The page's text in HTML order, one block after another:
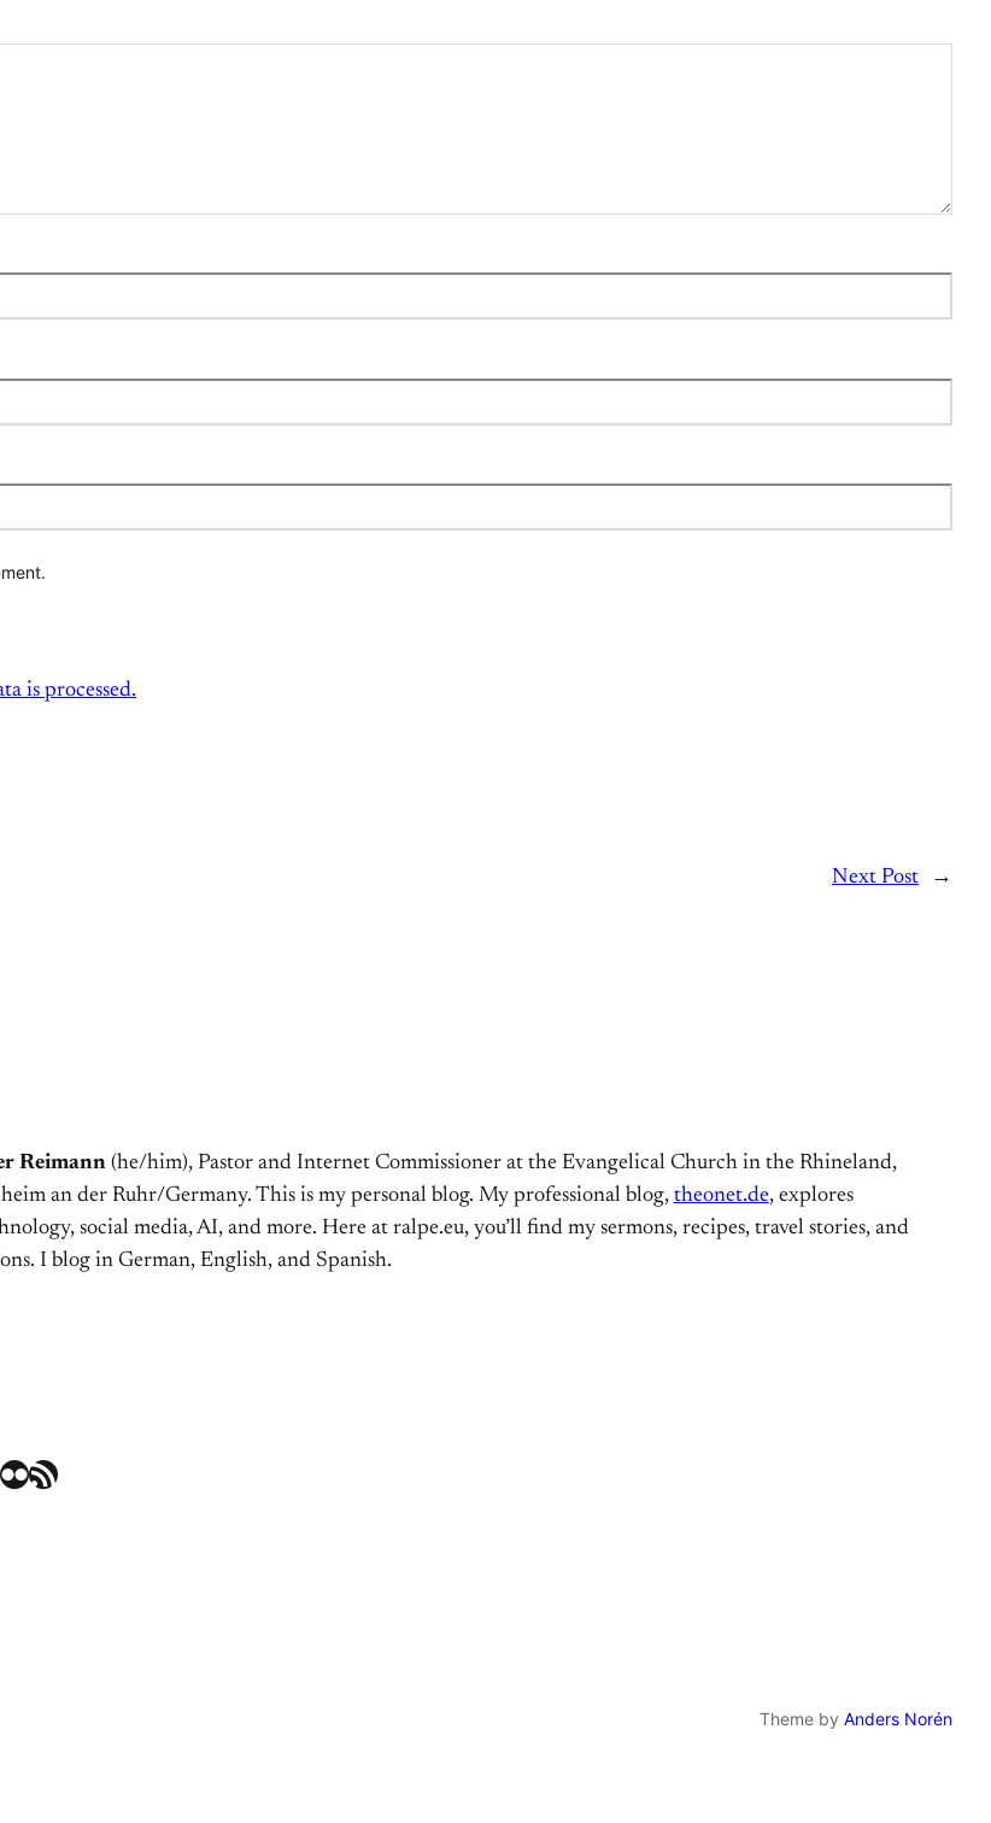
is processed.
Next Post →
Reimann(he/him), Pastor and Internet Commissioner at the Evangelical Church in the Rhineland,
an der Ruhr/Germany. This is my personal blog. My professional blog, theonet.de, explores
social media, AI, and more. Here at ralpe.eu, you’ll find my sermons, recipes, travel stories, and
I blog in German, English, and Spanish.
RSS Feed
Theme by Anders Norén